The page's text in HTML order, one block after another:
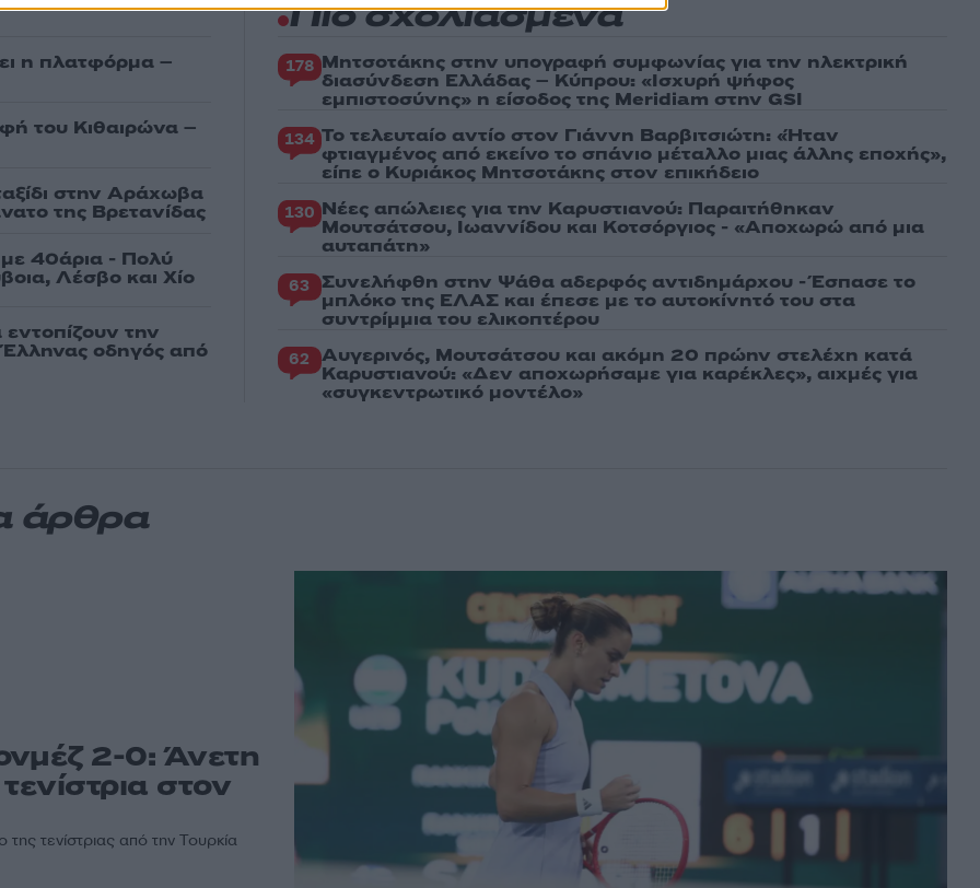
η πλατφόρμα –
του Κιθαιρώνα –
στην Αράχωβα
της Βρετανίδας
40άρια - Πολύ
Λέσβο και Χίο
την
οδηγός από
Πιο σχολιασμένα
178 Μητσοτάκης στην υπογραφή συμφωνίας για την ηλεκτρική
διασύνδεση Ελλάδας – Κύπρου: «Ισχυρή ψήφος
εμπιστοσύνης» η είσοδος της Meridiam στην GSI
134 Το τελευταίο αντίο στον Γιάννη Βαρβιτσιώτη: «Ήταν
φτιαγμένος από εκείνο το σπάνιο μέταλλο μιας άλλης εποχής»,
είπε ο Κυριάκος Μητσοτάκης στον επικήδειο
130 Νέες απώλειες για την Καρυστιανού: Παραιτήθηκαν
Μουτσάτσου, Ιωαννίδου και Κοτσόργιος - «Αποχωρώ από μια
αυταπάτη»
63 Συνελήφθη στην Ψάθα αδερφός αντιδημάρχου - Έσπασε το
μπλόκο της ΕΛΑΣ και έπεσε με το αυτοκίνητό του στα
συντρίμμια του ελικοπτέρου
62 Αυγερινός, Μουτσάτσου και ακόμη 20 πρώην στελέχη κατά
Καρυστιανού: «Δεν αποχωρήσαμε για καρέκλες», αιχμές για
«συγκεντρωτικό μοντέλο»
άρθρα
2-0: Άνετη
στον
τενίστριας από την Τουρκία